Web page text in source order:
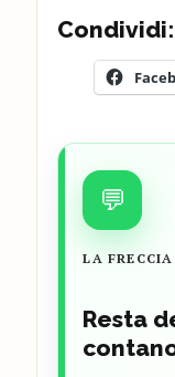
Condividi:
💬
LA
Resta